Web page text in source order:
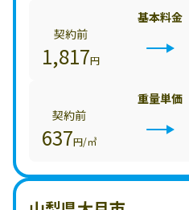
基本料金
契約前
1,817円
重量単価
契約前
637円/㎥